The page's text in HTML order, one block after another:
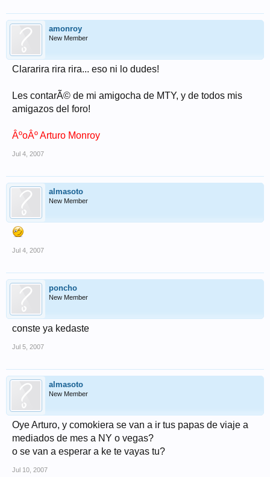
amonroy
New Member
Clararira rira rira... eso ni lo dudes!
Les contarÃ© de mi amigocha de MTY, y de todos mis
amigazos del foro!
ÂºoÂº Arturo Monroy
Jul 4, 2007
almasoto
New Member
Jul 4, 2007
poncho
New Member
conste ya kedaste
Jul 5, 2007
almasoto
New Member
Oye Arturo, y comokiera se van a ir tus papas de viaje a
mediados de mes a NY o vegas?
o se van a esperar a ke te vayas tu?
Jul 10, 2007